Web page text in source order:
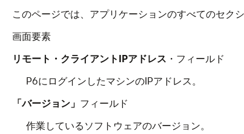
このページでは、アプリケーションのすべてのセク
画面要素
リモート・クライアントIPアドレス ・フィールド
P6にログインしたマシンのIPアドレス。
「バージョン」 フィールド
作業しているソフトウェアのバージョン。